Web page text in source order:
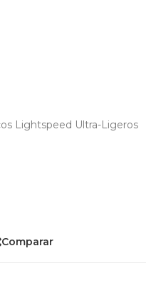
Lightspeed Ultra-Ligeros
Comparar